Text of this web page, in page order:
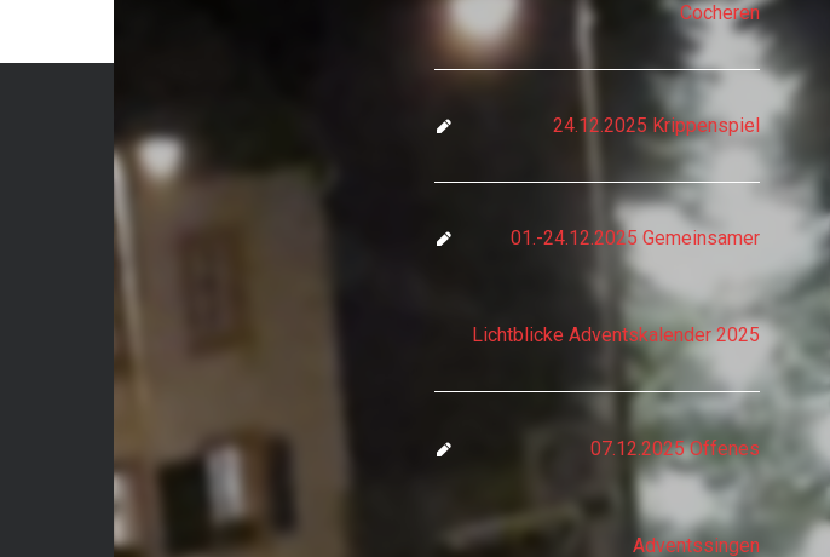
Cocheren
24.12.2025 Krippenspiel
01.-24.12.2025 Gemeinsamer
Lichtblicke Adventskalender 2025
07.12.2025 Offenes
Adventssingen